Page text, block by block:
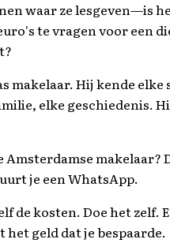
waar ze lesgeven—is
te vragen voor een
makelaar. Hij kende elke
elke geschiedenis.
Amsterdamse makelaar?
je een WhatsApp.
de kosten. Doe het zelf.
het geld dat je bespaarde.